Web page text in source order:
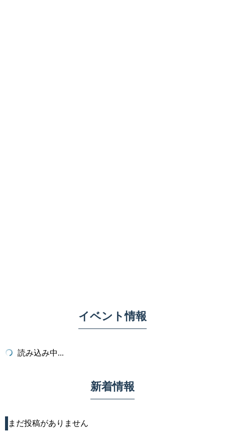
イベント情報
読み込み中...
新着情報
まだ投稿がありません